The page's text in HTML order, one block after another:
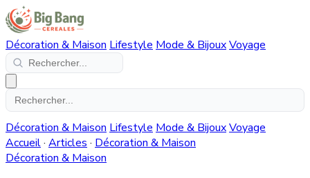
Décoration & Maison Lifestyle Mode & BijouxVoyage
Décoration & Maison Lifestyle Mode & BijouxVoyage
Accueil· Articles · Décoration & Maison
Décoration & Maison